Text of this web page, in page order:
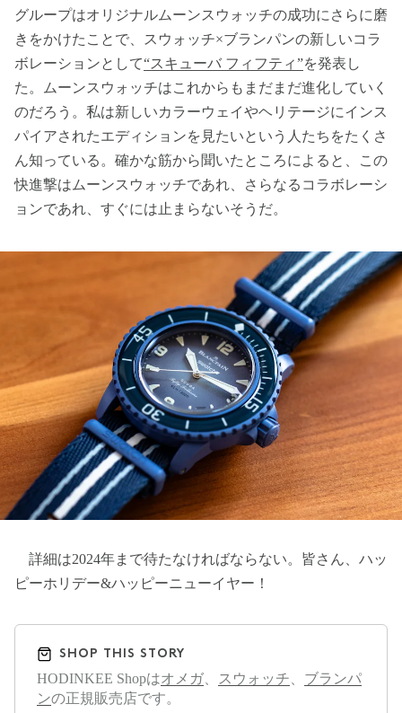
グループはオリジナルムーンスウォッチの成功にさらに磨
きをかけたことで、スウォッチ×ブランパンの新しいコラ
ボレーションとして“スキューバ フィフティ”を発表し
た。ムーンスウォッチはこれからもまだまだ進化していく
のだろう。私は新しいカラーウェイやヘリテージにインス
パイアされたエディションを見たいという人たちをたくさ
ん知っている。確かな筋から聞いたところによると、この
快進撃はムーンスウォッチであれ、さらなるコラボレーシ
ョンであれ、すぐには止まらないそうだ。
詳細は2024年まで待たなければならない。皆さん、ハッ
ピーホリデー&ハッピーニューイヤー！
SHOP THIS STORY
HODINKEE Shopはオメガ、 スウォッチ
ブランパ
ンの正規販売店です。